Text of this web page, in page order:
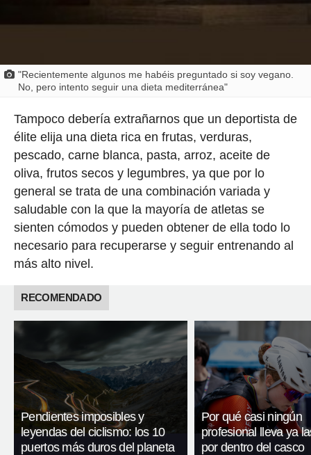
"Recientemente algunos me habéis preguntado si soy vegano.
No, pero intento seguir una dieta mediterránea"
Tampoco debería extrañarnos que un deportista de
élite elija una dieta rica en frutas, verduras,
pescado, carne blanca, pasta, arroz, aceite de
oliva, frutos secos y legumbres, ya que por lo
general se trata de una combinación variada y
saludable con la que la mayoría de atletas se
sienten cómodos y pueden obtener de ella todo lo
necesario para recuperarse y seguir entrenando al
más alto nivel.
RECOMENDADO
Pendientes imposibles y
leyendas del ciclismo: los 10
puertos más duros del planeta
Por qué casi ningún
profesional lleva ya
por dentro del casco